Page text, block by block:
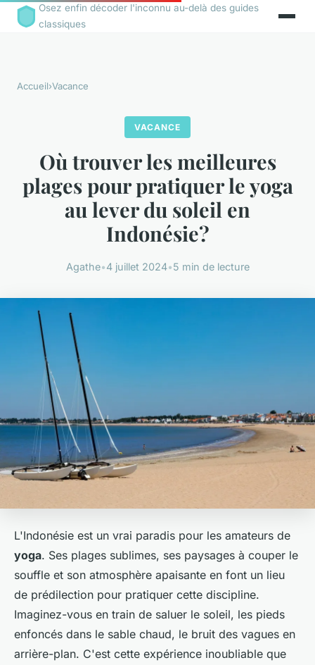
Osez enfin décoder l'inconnu au-delà des guides
classiques
Accueil›Vacance
VACANCE
Où trouver les meilleures
plages pour pratiquer le yoga
au lever du soleil en
Indonésie?
Agathe•4 juillet 2024•5 min de lecture
L'Indonésie est un vrai paradis pour les amateurs de
yoga. Ses plages sublimes, ses paysages à couper le
souffle et son atmosphère apaisante en font un lieu
de prédilection pour pratiquer cette discipline.
Imaginez-vous en train de saluer le soleil, les pieds
enfoncés dans le sable chaud, le bruit des vagues en
arrière-plan. C'est cette expérience inoubliable que